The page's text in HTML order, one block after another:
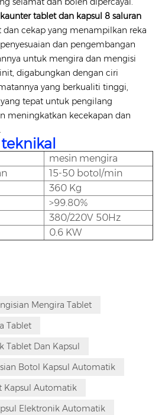
kaunter tablet dan kapsul 8 saluran
dan cekap yang menampilkan reka
dan pengembangan
untuk mengira dan mengisi
digabungkan dengan ciri
yang berkualiti tinggi,
tepat untuk pengilang
meningkatkan kecekapan dan
mesin mengira
15-50 botol/min
360 Kg
>99.80%
380/220V 50Hz
0.6 KW
Mengira Tablet
Tablet
Tablet Dan Kapsul
Botol Kapsul Automatik
Kapsul Automatik
Elektronik Automatik